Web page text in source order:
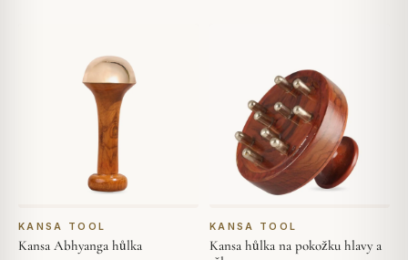
KANSA TOOL
Kansa Abhyanga hůlka
KANSA TOOL
Kansa hůlka na pokožku hlavy a